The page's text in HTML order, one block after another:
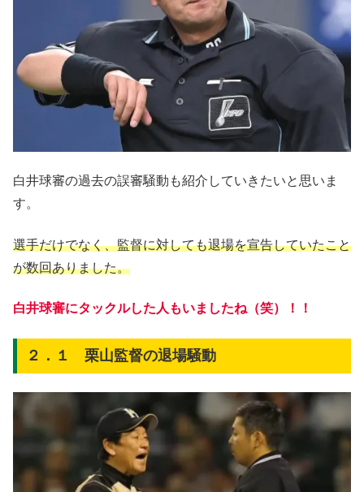
白井球審の過去の誤審騒動も紹介していきたいと思いま
す。
選手だけでなく、監督に対しても退場を宣告していたこと
が数回ありました。
白井球審にタックルした人もいましたね（笑）！！
２．１ 栗山監督の退場騒動